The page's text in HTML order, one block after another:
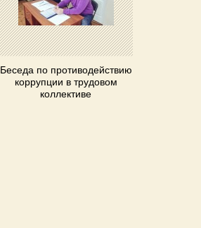
Беседа по противодействию
коррупции в трудовом
коллективе